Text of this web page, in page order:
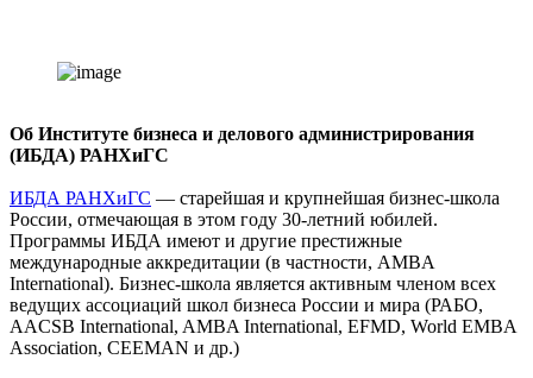
Об Институте бизнеса и делового администрирования
(ИБДА) РАНХиГС
ИБДА РАНХиГС — старейшая и крупнейшая бизнес-школа
России, отмечающая в этом году 30-летний юбилей.
Программы ИБДА имеют и другие престижные
международные аккредитации (в частности, AMBA
International). Бизнес-школа является активным членом всех
ведущих ассоциаций школ бизнеса России и мира (РАБО,
AACSB International, AMBA International, EFMD, World EMBA
Association, CEEMAN и др.)